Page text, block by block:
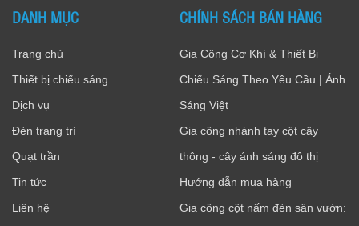
DANH MỤC
Trang chủ
Thiết bị chiếu sáng
Dịch vụ
Đèn trang trí
Quạt trần
Tin tức
Liên hệ
CHÍNH SÁCH BÁN HÀNG
Gia Công Cơ Khí & Thiết Bị
Chiếu Sáng Theo Yêu Cầu | Ánh
Sáng Việt
Gia công nhánh tay cột cây
thông - cây ánh sáng đô thị
Hướng dẫn mua hàng
Gia công cột nấm đèn sân vườn: